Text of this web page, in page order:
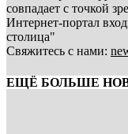
совпадает с точкой
Интернет-портал
столица"
Свяжитесь с нами:
ЕЩЁ БОЛЬШЕ